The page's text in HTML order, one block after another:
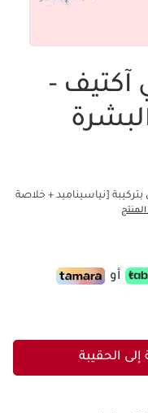
آكتيف -
[نياسيناميد + خلاصة
أو
إلى الحقيبة